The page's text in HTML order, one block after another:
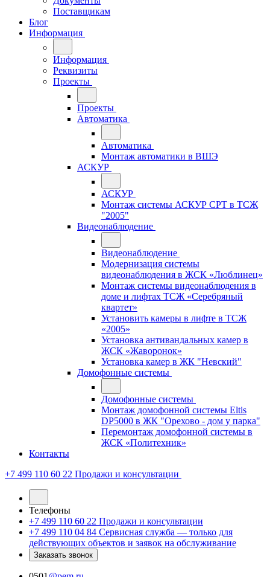
Поставщикам
Блог
Информация
Информация
Реквизиты
Проекты
Проекты
Автоматика
Автоматика
Монтаж автоматики в ВШЭ
АСКУР
АСКУР
Монтаж системы АСКУР СРТ в ТСЖ
"2005"
Видеонаблюдение
Видеонаблюдение
Модернизация системы
видеонаблюдения в ЖСК «Люблинец»
Монтаж системы видеонаблюдения в
доме и лифтах ТСЖ «Серебряный
квартет»
Установить камеры в лифте в ТСЖ
«2005»
Установка антивандальных камер в
ЖСК «Жаворонок»
Установка камер в ЖК "Невский"
Домофонные системы
Домофонные системы
Монтаж домофонной системы Eltis
DP5000 в ЖК "Орехово - дом у парка"
Перемонтаж домофонной системы в
ЖСК «Политехник»
Контакты
+7 499 110 60 22 Продажи и консультации
Телефоны
+7 499 110 60 22 Продажи и консультации
+7 499 110 04 84 Сервисная служба — только для
действующих объектов и заявок на обслуживание
Заказать звонок